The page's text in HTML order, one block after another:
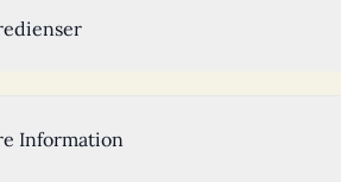
Information